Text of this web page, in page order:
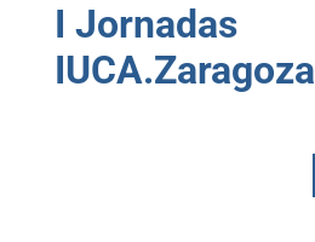
I Jornadas
IUCA.Zaragoza